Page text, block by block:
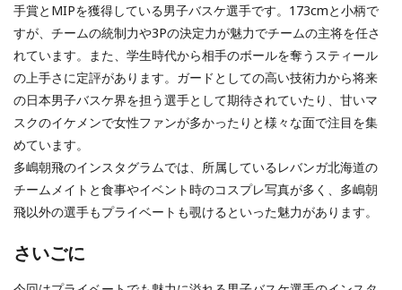
手賞とMIPを獲得している男子バスケ選手です。173cmと小柄で
すが、チームの統制力や3Pの決定力が魅力でチームの主将を任さ
れています。また、学生時代から相手のボールを奪うスティール
の上手さに定評があります。ガードとしての高い技術力から将来
の日本男子バスケ界を担う選手として期待されていたり、甘いマ
スクのイケメンで女性ファンが多かったりと様々な面で注目を集
めています。
多嶋朝飛のインスタグラムでは、所属しているレバンガ北海道の
チームメイトと食事やイベント時のコスプレ写真が多く、多嶋朝
飛以外の選手もプライベートも覗けるといった魅力があります。
さいごに